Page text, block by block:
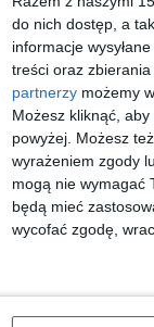
do nich dostęp, a
informacje
treści oraz
partnerzy możemy
Możesz kliknąć,
powyżej. Możesz
wyrażeniem zgody
mogą nie wymagać
będą mieć
wycofać zgodę,